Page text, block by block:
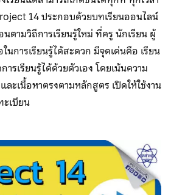
14 ประกอบด้วยบทเรียนออนไลน์
ตามวิถีการเรียนรู้ใหม่ ที่ครู นักเรียน ผู้
นการเรียนรู้ได้สะดวก มีจุดเด่นคือ เรียน
รเรียนรู้ได้ด้วยตัวเอง โดยเน้นความ
และเนื้อหาตรงตามหลักสูตร เปิดให้ใช้งาน
เบียน